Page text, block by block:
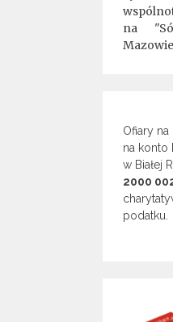
na
Ofiary
na konto
w Białej
2000
podatku.